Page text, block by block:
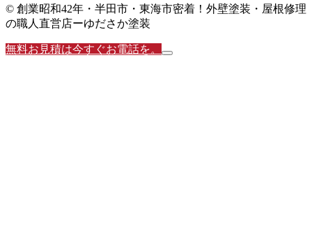
© 創業昭和42年・半田市・東海市密着！外壁塗装・屋根修理
の職人直営店ーゆださか塗装
無料お見積は今すぐお電話を。